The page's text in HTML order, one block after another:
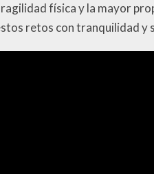
física y la mayor
retos con tranquilidad y